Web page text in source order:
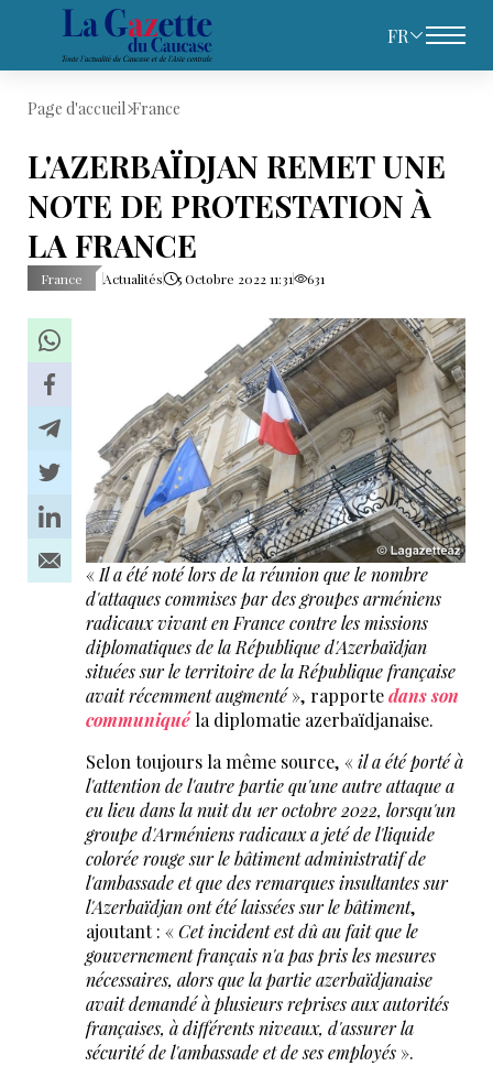
FR
Page d'accueil France
L'AZERBAÏDJAN REMET UNE
NOTE DE PROTESTATION À
LA FRANCE
France Actualités 5 Octobre 2022 11:31 631
«Il a été noté lors de la réunion que le nombre
d'attaques commises par des groupes arméniens
radicaux vivant en France contre les missions
diplomatiques de la République d'Azerbaïdjan
situées sur le territoire de la République française
avait récemment augmenté», rapportedans son
communiquéla diplomatie azerbaïdjanaise.
Selon toujours la même source, «il a été porté à
l'attention de l'autre partie qu'une autre attaque a
eu lieu dans la nuit du 1er octobre 2022, lorsqu'un
groupe d'Arméniens radicaux a jeté de l'liquide
colorée rouge sur le bâtiment administratif de
l'ambassade et que des remarques insultantes sur
l'Azerbaïdjan ont été laissées sur le bâtiment,
ajoutant : «Cet incident est dû au fait que le
gouvernement français n'a pas pris les mesures
nécessaires, alors que la partie azerbaïdjanaise
avait demandé à plusieurs reprises aux autorités
françaises, à différents niveaux, d'assurer la
sécurité de l'ambassade et de ses employés».